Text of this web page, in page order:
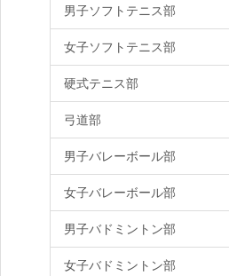
男子ソフトテニス部
女子ソフトテニス部
硬式テニス部
弓道部
男子バレーボール部
女子バレーボール部
男子バドミントン部
女子バドミントン部